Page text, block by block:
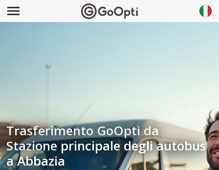
Trasferimento GoOpti da
Stazione principale degli autobus
a Abbazia